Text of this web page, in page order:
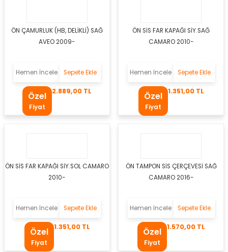
ÖN ÇAMURLUK (HB, DELİKLİ) SAĞ
AVEO 2009-
Hemen İncele Sepete Ekle
Özel
Fiyat
2.889,00 TL
ÖN SİS FAR KAPAĞI SİY.SAĞ
CAMARO 2010-
Hemen İncele Sepete Ekle
Özel
Fiyat
1.351,00 TL
ÖN SİS FAR KAPAĞI SİY.SOL CAMARO
2010-
Hemen İncele Sepete Ekle
Özel
Fiyat
1.351,00 TL
ÖN TAMPON SİS ÇERÇEVESİ SAĞ
CAMARO 2016-
Hemen İncele Sepete Ekle
Özel
Fiyat
1.570,00 TL